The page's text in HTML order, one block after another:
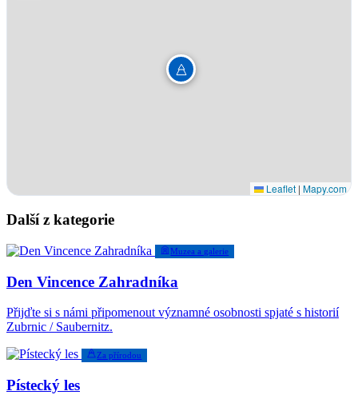
Leaflet | Mapy.com
Další z kategorie
Muzea a galerie
Den Vincence Zahradníka
Přijďte si s námi připomenout významné osobnosti spjaté s historií
Zubrnic / Saubernitz.
Za přírodou
Pístecký les